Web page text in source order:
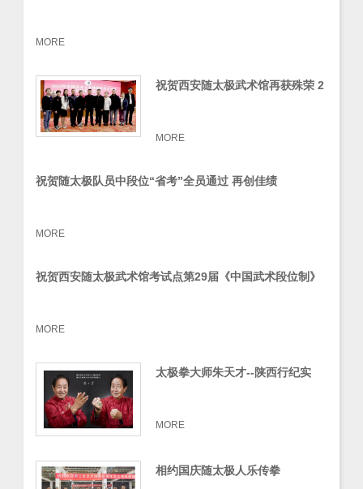
MORE
祝贺西安随太极武术馆再获殊荣 2
MORE
祝贺随太极队员中段位“省考”全员通过 再创佳绩
MORE
祝贺西安随太极武术馆考试点第29届《中国武术段位制》
MORE
太极拳大师朱天才--陕西行纪实
MORE
相约国庆随太极人乐传拳